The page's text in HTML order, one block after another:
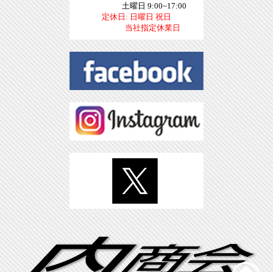
土曜日 9:00~17:00
定休日: 日曜日 祝日
当社指定休業日